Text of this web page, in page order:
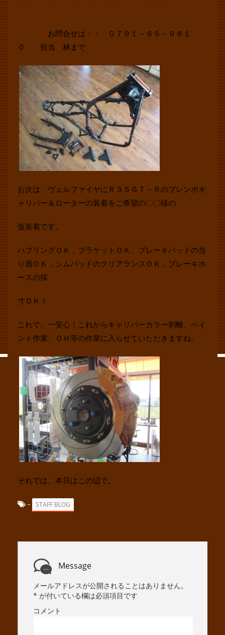
お問合せは・・ ０７９１－６５－９８１
０ 担当 林まで
お次は、ヴェルファイヤにＲ３５ＧＴ－Ｒのブレンボキ
ャリパー＆ローターの装着をご希望の〇〇様の
仮装着です。
ハブリングＯＫ，ブラケットＯＫ、ブレーキパッドの当
り面ＯＫ，シムパッドのクリアランスＯＫ，ブレーキホ
ースの採
寸ＯＫ！
これで、一安心！これからキャリパーカラー剥離、ペイ
ント作業、ＯＨ等の作業に入らせていただきますね。
それでは、本日はこの辺で。
- STAFF BLOG
Message
メールアドレスが公開されることはありません。
* が付いている欄は必須項目です
コメント